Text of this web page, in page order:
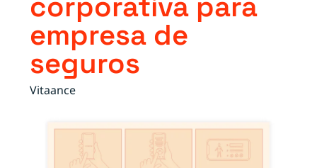
empresa de
seguros
Vitaance